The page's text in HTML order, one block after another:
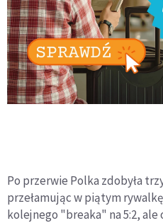
Po przerwie Polka zdobyła
przełamując w piątym
kolejnego "breaka" na 5:2, ale